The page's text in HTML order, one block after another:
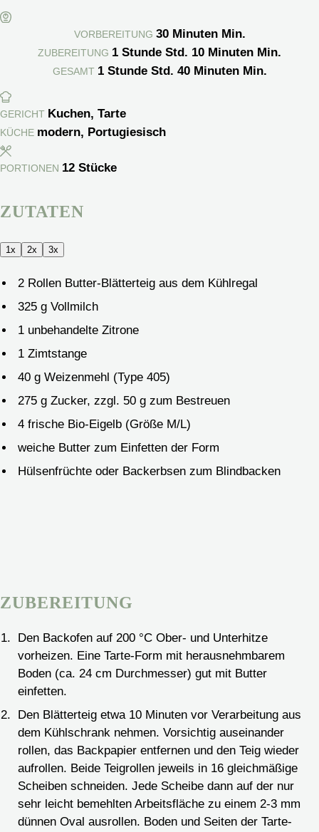
VORBEREITUNG 30Minuten Min.
ZUBEREITUNG 1 Stunde Std. 10 Minuten Min.
GESAMT 1Stunde Std. 40Minuten Min.
GERICHT Kuchen, Tarte
KÜCHE modern, Portugiesisch
PORTIONEN 12 Stücke
ZUTATEN
1x 2x 3x
2 Rollen Butter-Blätterteig aus dem Kühlregal
325 g Vollmilch
1 unbehandelte Zitrone
1 Zimtstange
40 g Weizenmehl (Type 405)
275 g Zucker, zzgl. 50 g zum Bestreuen
4 frische Bio-Eigelb (Größe M/L)
weiche Butter zum Einfetten der Form
Hülsenfrüchte oder Backerbsen zum Blindbacken
ZUBEREITUNG
Den Backofen auf 200 °C Ober- und Unterhitze
vorheizen. Eine Tarte-Form mit herausnehmbarem
Boden (ca. 24 cm Durchmesser) gut mit Butter
einfetten.
Den Blätterteig etwa 10 Minuten vor Verarbeitung aus
dem Kühlschrank nehmen. Vorsichtig auseinander
rollen, das Backpapier entfernen und den Teig wieder
aufrollen. Beide Teigrollen jeweils in 16 gleichmäßige
Scheiben schneiden. Jede Scheibe dann auf der nur
sehr leicht bemehlten Arbeitsfläche zu einem 2-3 mm
dünnen Oval ausrollen. Boden und Seiten der Tarte-